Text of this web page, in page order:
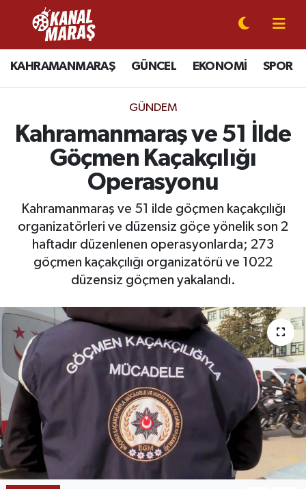
KAHRAMANMARAŞ GÜNCEL EKONOMİ SPOR
GÜNDEM
Kahramanmaraş ve 51 İlde
Göçmen Kaçakçılığı
Operasyonu
Kahramanmaraş ve 51 ilde göçmen kaçakçılığı
organizatörleri ve düzensiz göçe yönelik son 2
haftadır düzenlenen operasyonlarda; 273
göçmen kaçakçılığı organizatörü ve 1022
düzensiz göçmen yakalandı.
CANLI YAYIN
KAHRAMANMARAŞ
SPOR
EKONOMİ
GÜNDEM
SAĞLIK
EĞİTİM
BÖLGE
KEŞFET
POPÜLER
Kahramanmaraş Nöbetçi Eczaneler
Kahramanmaraş Hava Durumu
Kahramanmaraş Trafik Yoğunluk Haritası
Süper Lig Puan Durumu ve Fikstür
Tüm Manşetler
Son Dakika Haberleri